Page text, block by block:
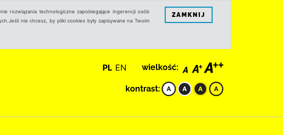
rozwiązania technologiczne zapobiegające ingerencji osób
nie chcesz, by pliki cookies były zapisywane na Twoim
ZAMKNIJ
PL EN wielkość:
kontrast: